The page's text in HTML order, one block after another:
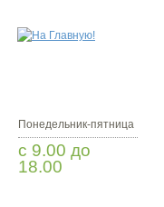
Понедельник-пятница
с 9.00 до
18.00